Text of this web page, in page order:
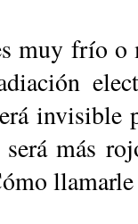
muy frío
más